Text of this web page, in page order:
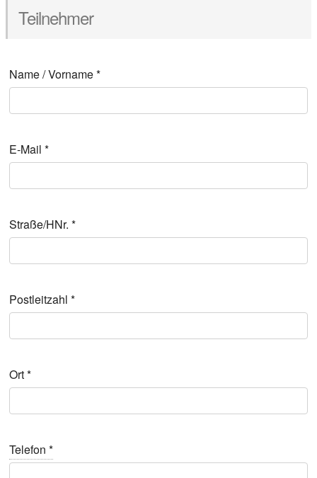
Teil­neh­mer
Name / Vor­na­me*
E‑Mail *
Straße/HNr. *
Post­leit­zahl *
Ort*
Tele­fon *